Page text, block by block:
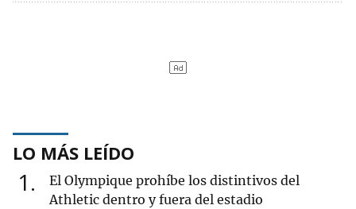
LO MÁS LEÍDO
1
El Olympique prohíbe los distintivos del
Athletic dentro y fuera del estadio